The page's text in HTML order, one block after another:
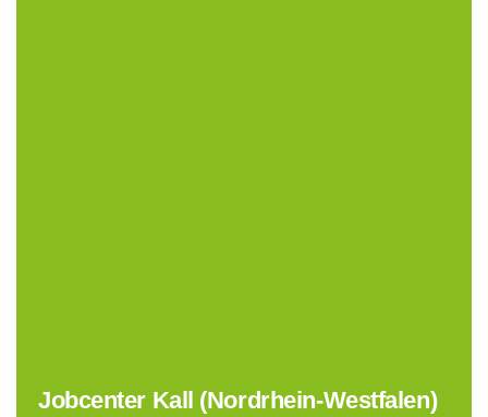
Jobcenter Kall (Nordrhein-Westfalen)